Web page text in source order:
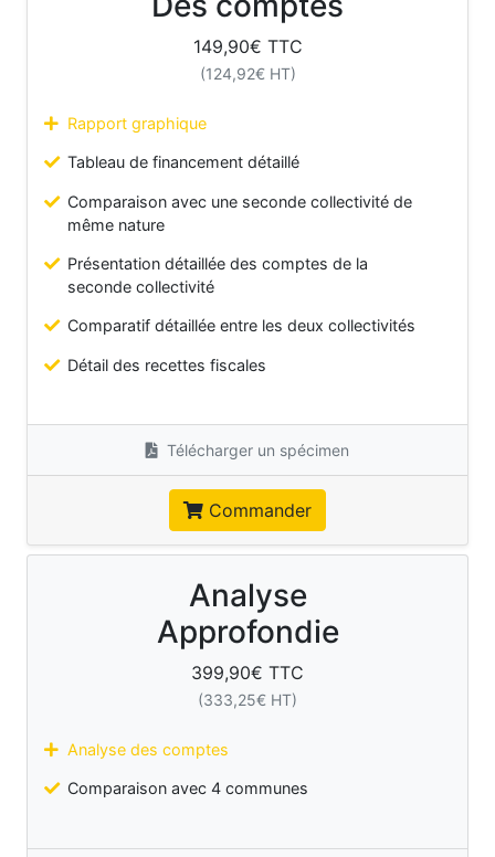
149,90€ TTC
(124,92€ HT)
Rapport graphique
Tableau de financement détaillé
Comparaison avec une seconde collectivité de
même nature
Présentation détaillée des comptes de la
seconde collectivité
Comparatif détaillée entre les deux collectivités
Détail des recettes fiscales
Télécharger un spécimen
Commander
Analyse
Approfondie
399,90€ TTC
(333,25€ HT)
Analyse des comptes
Comparaison avec 4 communes